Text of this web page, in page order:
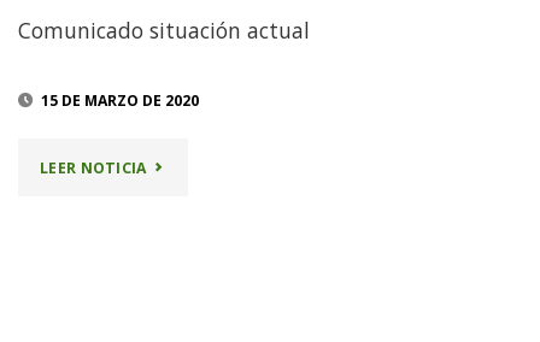
Comunicado situación actual
15 DE MARZO DE 2020
LEER NOTICIA"COMUNICADO